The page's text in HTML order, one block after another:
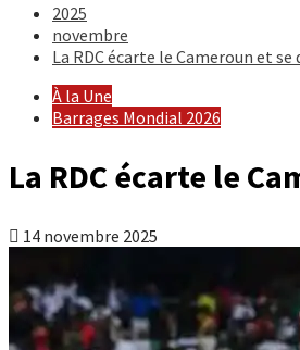
2025
novembre
La RDC écarte le Cameroun et
À la Une
Barrages Mondial 2026
La RDC écarte le
14 novembre 2025